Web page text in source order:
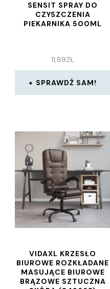
SENSIT SPRAY DO
CZYSZCZENIA
PIEKARNIKA 500ML
11,89ZŁ
SPRAWDŹ SAM!
VIDAXL KRZESŁO
BIUROWE ROZKŁADANE
MASUJĄCE BIUROWE
BRĄZOWE SZTUCZNA